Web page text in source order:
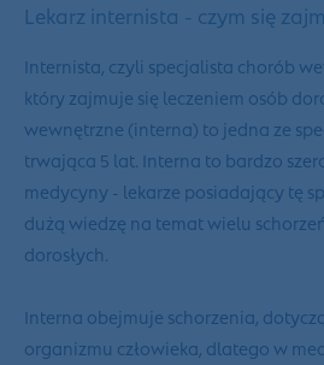
Lekarz internista - czym się
Internista, czyli specjalista chorób
który zajmuje się leczeniem osób
wewnętrzne (interna) to jedna ze
trwająca 5 lat. Interna to bardzo
medycyny - lekarze posiadający tę
dużą wiedzę na temat wielu
dorosłych.
Interna obejmuje schorzenia,
organizmu człowieka, dlatego w